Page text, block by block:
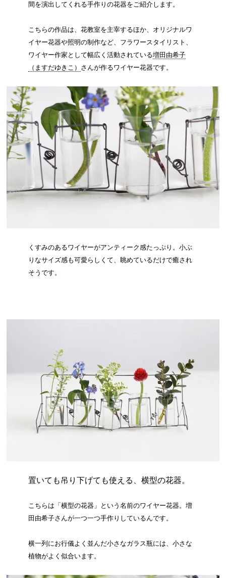
間を演出してくれる手作りの花器をご紹介します。
こちらの作品は、花教室を主宰するほか、オリジナルワ
イヤー花器や照明の制作など、フラワースタイリスト、
ワイヤー作家として幅広く活動されている増田由希子
（ますだゆきこ） さんが作るワイヤー花器です。
くすみのあるワイヤーがアンティーク感たっぷり。小ぶ
りなサイズ感も可愛らしくて、眺めているだけで癒され
そうです。
置いても吊り下げても使える、横型の花器。
こちらは「横型の花器」という名前のワイヤー花器。増
田由希子さんが一つ一つ手作りしているんです。
横一列にお行儀よく並んだ小さなガラス瓶には、小さな
植物がよく似合います。